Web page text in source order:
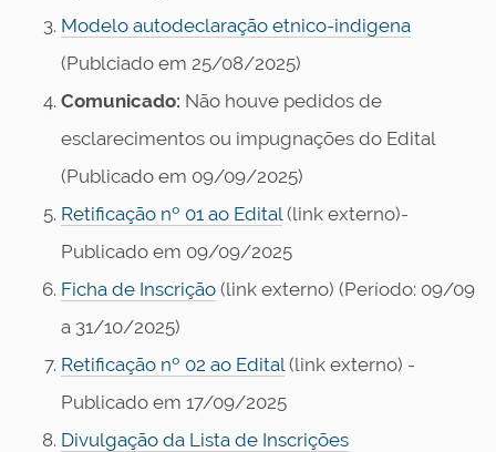
Modelo autodeclaração etnico-indigena
(Publciado em 25/08/2025)
Comunicado: Não houve pedidos de
esclarecimentos ou impugnações do Edital
(Publicado em 09/09/2025)
Retificação nº 01 ao Edital (link externo)-
Publicado em 09/09/2025
Ficha de Inscrição (link externo) (Período: 09/09
a 31/10/2025)
Retificação nº 02 ao Edital (link externo) -
Publicado em 17/09/2025
Divulgação da Lista de Inscrições